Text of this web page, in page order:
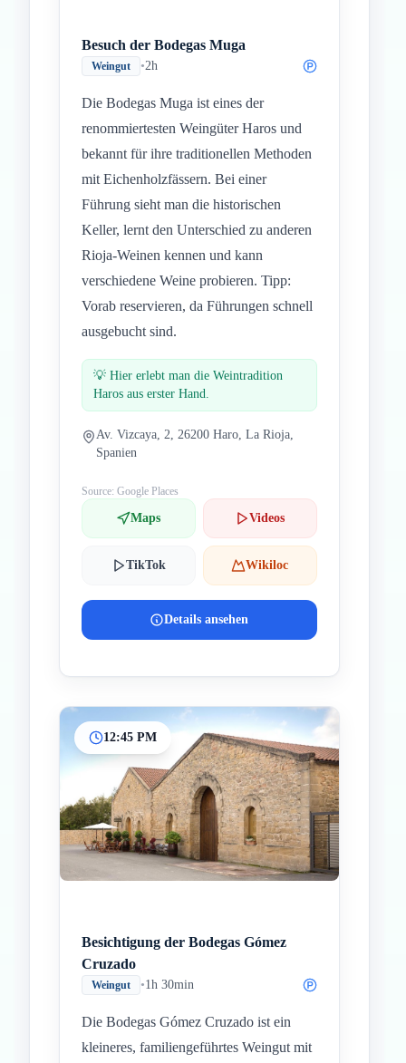
Besuch der Bodegas Muga
Weingut •2h
Die Bodegas Muga ist eines der
renommiertesten Weingüter Haros und
bekannt für ihre traditionellen Methoden
mit Eichenholzfässern. Bei einer
Führung sieht man die historischen
Keller, lernt den Unterschied zu anderen
Rioja-Weinen kennen und kann
verschiedene Weine probieren. Tipp:
Vorab reservieren, da Führungen schnell
ausgebucht sind.
💡 Hier erlebt man die Weintradition
Haros aus erster Hand.
Av. Vizcaya, 2, 26200 Haro, La Rioja,
Spanien
Source: Google Places
Maps Videos
TikTok Wikiloc
Details ansehen
12:45 PM
Besichtigung der Bodegas Gómez
Cruzado
Weingut •1h 30min
Die Bodegas Gómez Cruzado ist ein
kleineres, familiengeführtes Weingut mit